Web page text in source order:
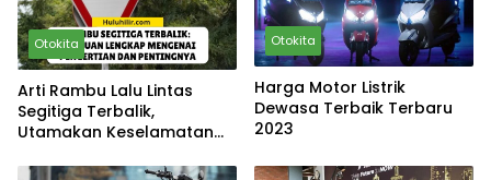
Otokita
Arti Rambu Lalu Lintas
Segitiga Terbalik,
Utamakan Keselamatan
Otokita
Harga Motor Listrik
Dewasa Terbaik Terbaru
2023